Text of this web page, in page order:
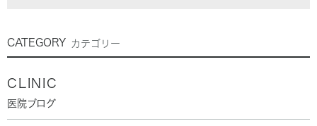
CATEGORY カテゴリー
CLINIC
医院ブログ